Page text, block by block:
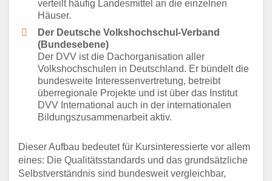
verteilt häufig Landesmittel an die einzelnen
Häuser.
Der Deutsche Volkshochschul-Verband
(Bundesebene)
Der DVV ist die Dachorganisation aller
Volkshochschulen in Deutschland. Er bündelt die
bundesweite Interessenvertretung, betreibt
überregionale Projekte und ist über das Institut
DVV International auch in der internationalen
Bildungszusammenarbeit aktiv.
Dieser Aufbau bedeutet für Kursinteressierte vor allem
eines: Die Qualitätsstandards und das grundsätzliche
Selbstverständnis sind bundesweit vergleichbar,